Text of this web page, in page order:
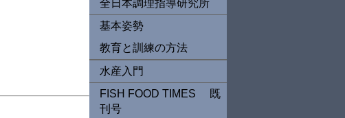
全日本調理指導研究所
基本姿勢
教育と訓練の方法
水産入門
FISH FOOD TIMES 既
刊号